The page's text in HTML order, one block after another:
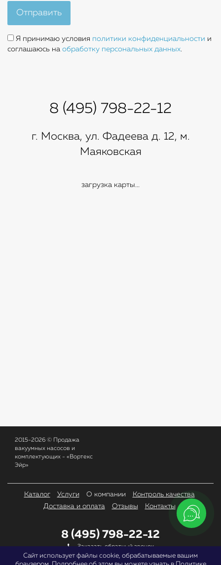
Отправить
Я принимаю условия политики конфиденциальности и
соглашаюсь на обработку персональных данных.
8 (495) 798-22-12
г. Москва, ул. Фадеева д. 12, м.
Маяковская
загрузка карты...
2015-2026 © Продажа
вакуумных насосов и
комплектующих - «Вортекс
Эйр»
Каталог Услуги О компании
Контроль качества
Доставка и оплата
Отзывы Контакты
8 (495) 798-22-12
Заказать обратный звонок
Сайт использует файлы cookie, обрабатываемые вашим